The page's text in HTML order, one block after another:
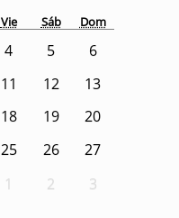
Vie Sáb Dom
4 5
6
11 12
13
18 19
20
25 26
27
1 2 3